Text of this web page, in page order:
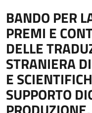
BANDO PER
PREMI E
DELLE
STRANIERA
E
SUPPORTO